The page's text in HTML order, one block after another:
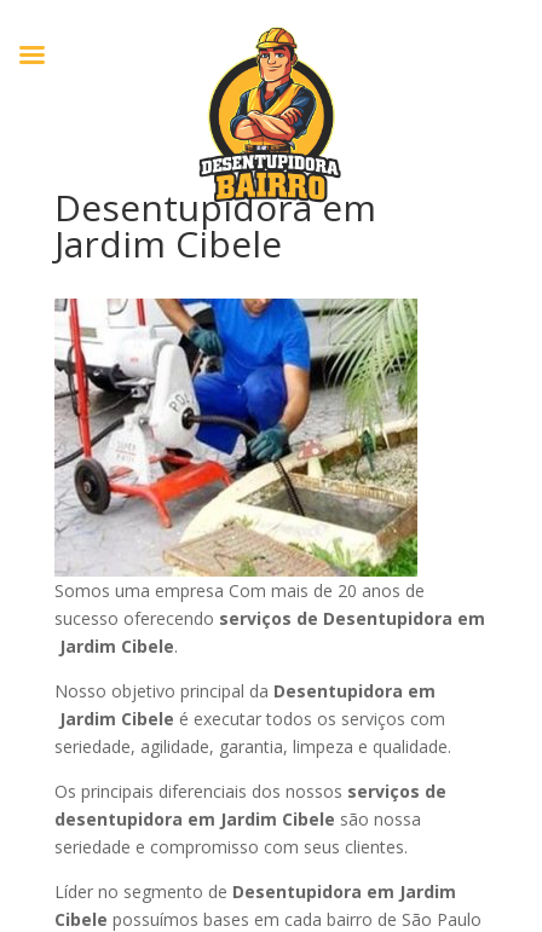
Desentupidora em
Jardim Cibele
Somos uma empresa Com mais de 20 anos de
sucesso oferecendo serviços de Desentupidora em
Jardim Cibele.
Nosso objetivo principal da Desentupidora em
Jardim Cibele é executar todos os serviços com
seriedade, agilidade, garantia, limpeza e qualidade.
Os principais diferenciais dos nossos serviços de
desentupidora em Jardim Cibele são nossa
seriedade e compromisso com seus clientes.
Líder no segmento de Desentupidora em Jardim
Cibele possuímos bases em cada bairro de São Paulo